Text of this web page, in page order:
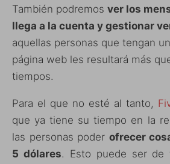
También podremos ver los
llega a la cuenta y gestionar
aquellas personas que tengan
página web les resultará más
tiempos.
Para el que no esté al tanto,
que ya tiene su tiempo en la
las personas poder ofrecer
5 dólares. Esto puede ser de